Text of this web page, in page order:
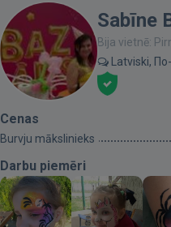
Sabīne
Bija vietnē:
Latviski,
Cenas
Burvju mākslinieks
Darbu piemēri